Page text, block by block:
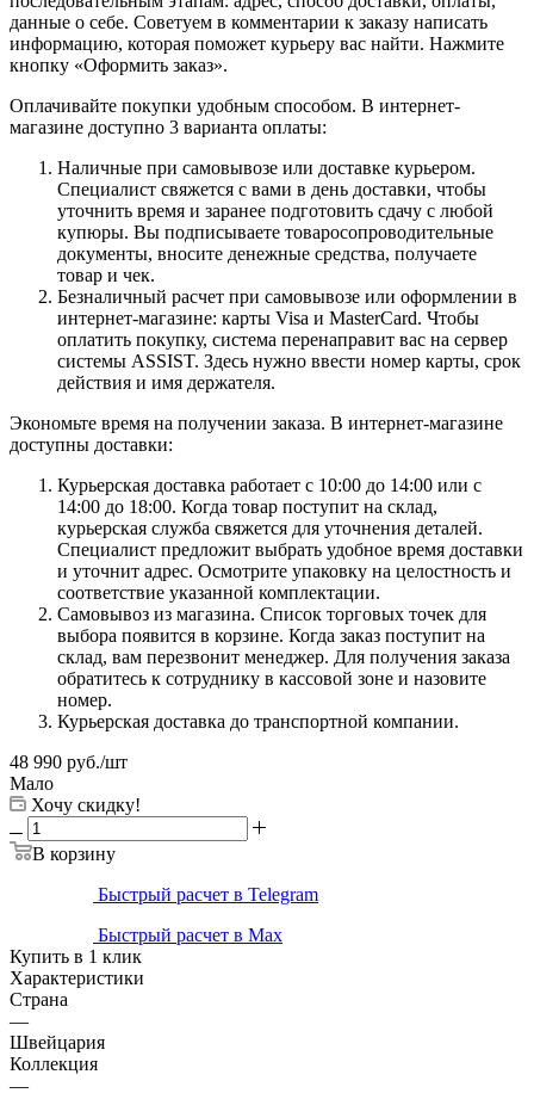
данные о себе. Советуем в комментарии к заказу написать
информацию, которая поможет курьеру вас найти. Нажмите
кнопку «Оформить заказ».
Оплачивайте покупки удобным способом. В интернет-
магазине доступно 3 варианта оплаты:
Наличные при самовывозе или доставке курьером.
Специалист свяжется с вами в день доставки, чтобы
уточнить время и заранее подготовить сдачу с любой
купюры. Вы подписываете товаросопроводительные
документы, вносите денежные средства, получаете
товар и чек.
Безналичный расчет при самовывозе или оформлении в
интернет-магазине: карты Visa и MasterCard. Чтобы
оплатить покупку, система перенаправит вас на сервер
системы ASSIST. Здесь нужно ввести номер карты, срок
действия и имя держателя.
Экономьте время на получении заказа. В интернет-магазине
доступны доставки:
Курьерская доставка работает с 10:00 до 14:00 или с
14:00 до 18:00. Когда товар поступит на склад,
курьерская служба свяжется для уточнения деталей.
Специалист предложит выбрать удобное время доставки
и уточнит адрес. Осмотрите упаковку на целостность и
соответствие указанной комплектации.
Самовывоз из магазина. Список торговых точек для
выбора появится в корзине. Когда заказ поступит на
склад, вам перезвонит менеджер. Для получения заказа
обратитесь к сотруднику в кассовой зоне и назовите
номер.
Курьерская доставка до транспортной компании.
48 990 руб./шт
Мало
Хочу скидку!
В корзину
Быстрый расчет в Telegram
Быстрый расчет в Max
Купить в 1 клик
Характеристики
Страна
—
Швейцария
Коллекция
—